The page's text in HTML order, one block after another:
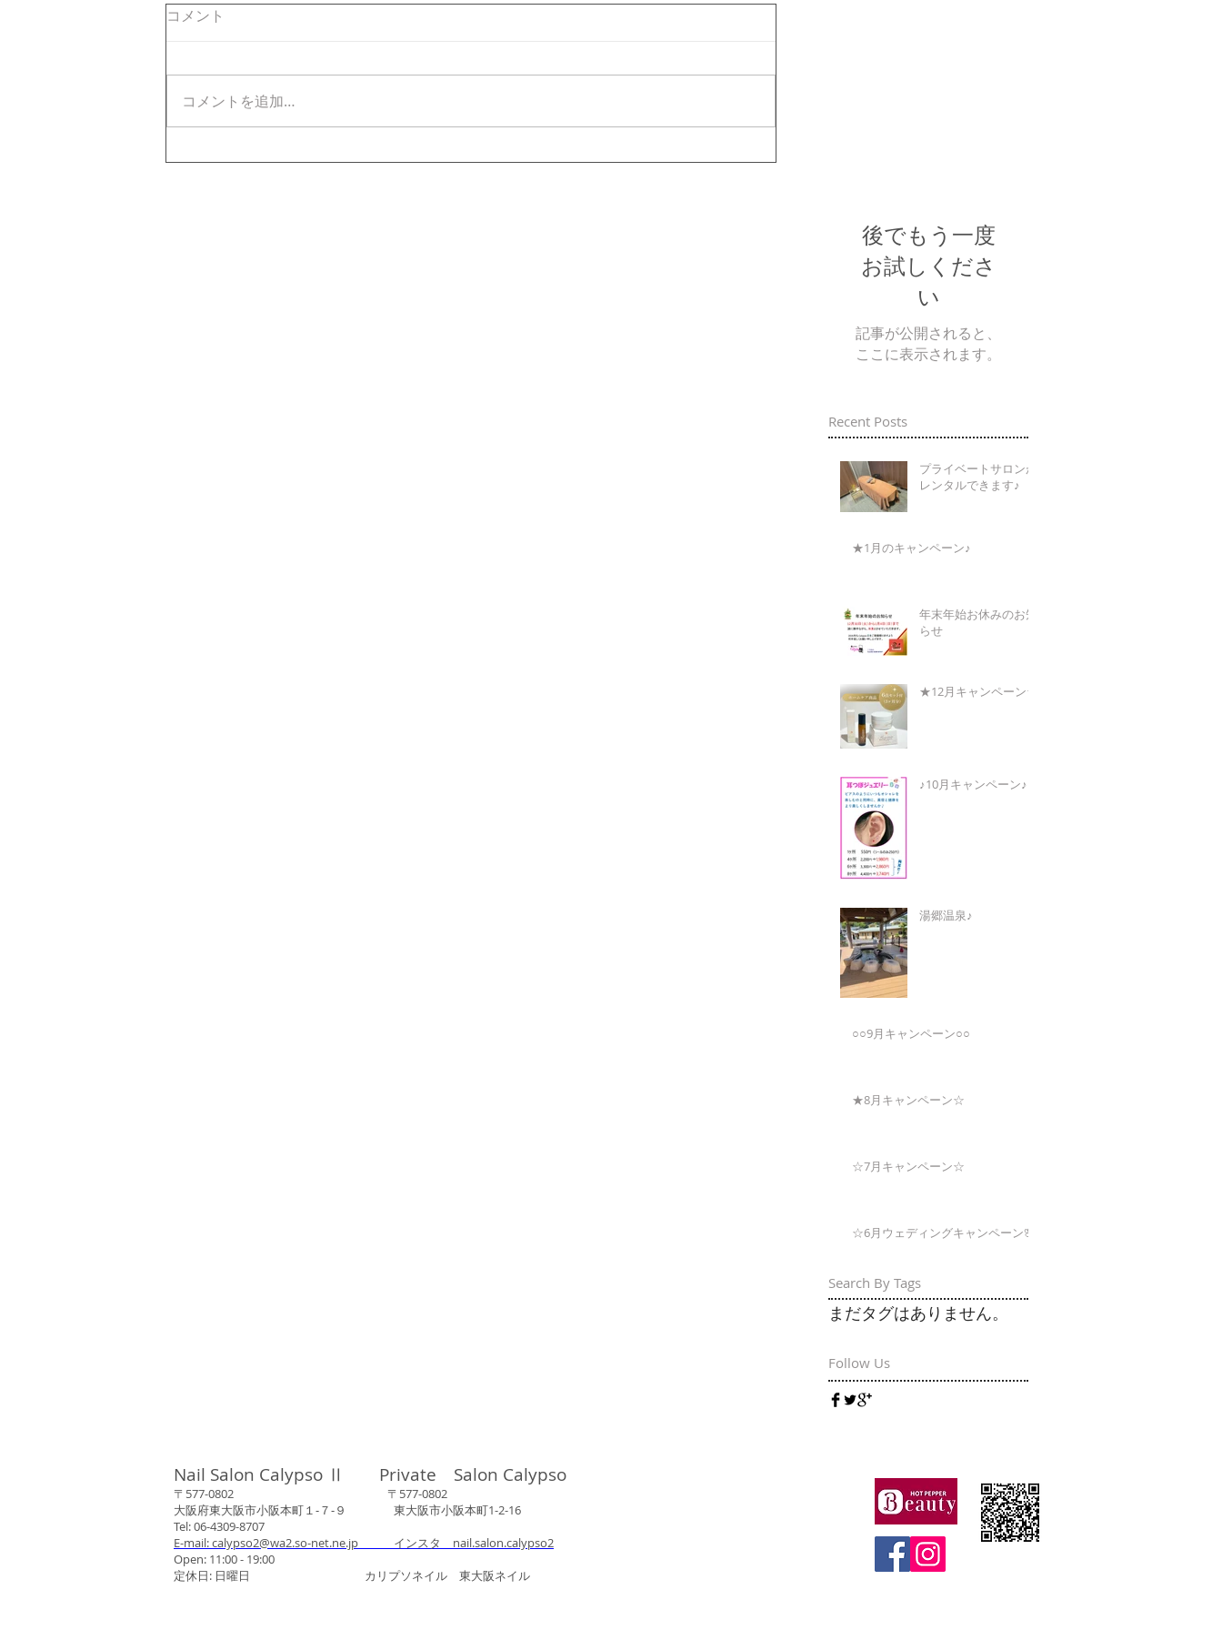
コメント
コメントを追加…
後でもう一度
お試しくださ
い
記事が公開されると、
ここに表示されます。
Recent Posts
Search By Tags
プライベートサロンが
レンタルできます♪
★1月のキャンペーン♪
年末年始お休みのお知
らせ
★12月キャンペーン★
♪10月キャンペーン♪
湯郷温泉♪
○○9月キャンペーン○○
★8月キャンペーン☆
☆7月キャンペーン☆
☆6月ウェディングキャンペーン🌸
まだタグはありません。
Follow Us
Nail Salon Calypso Ⅱ Private Salon Calypso
〒577-0802 〒577-0802
大阪府東大阪市小阪本町１‐７‐９ 東大阪市小阪本町1-2-16
Tel: 06-4309-8707
E-mail: calypso2@wa2.so-net.ne.jp インスタ nail.salon.calypso2
Open: 11:00 - 19:00
定休日: 日曜日 カリプソネイル 東大阪ネイル